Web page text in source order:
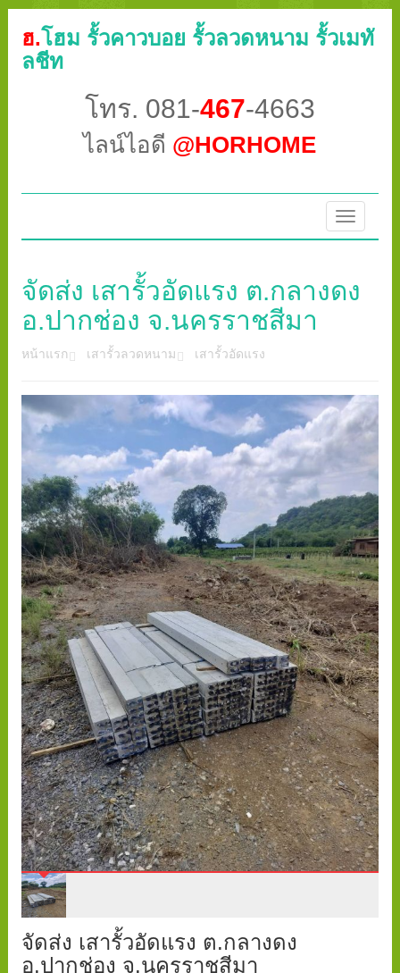
ฮ.โฮม รั้วคาวบอย รั้วลวดหนาม รั้วเมทั
ลชีท
โทร. 081-467-4663
ไลน์ไอดี @HORHOME
Toggle
จัดส่ง เสารั้วอัดแรง ต.กลางดง
อ.ปากช่อง จ.นครราชสีมา
หน้าแรก เสารั้วลวดหนาม เสารั้วอัดแรง
จัดส่ง เสารั้วอัดแรง ต.กลางดง
อ.ปากช่อง จ.นครราชสีมา